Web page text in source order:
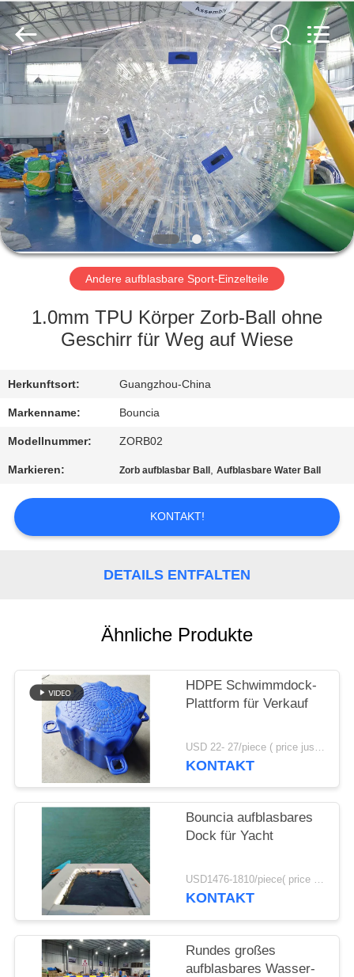
HAUS
PRODUKTE
VIDEOS
ÜBER
UNS
FABRIK-
AUSFLUG
QUALITÄTSKONTROLLE
TRETEN
SIE
UNS
IN
VERBINDUNG
EIN
ZITAT
SITEMAP
PRIVACY
Bouncia
Inflatables
Factory.
Rights
Reserved.
Andere aufblasbare Sport-Einzelteile
1.0mm TPU Körper Zorb-Ball ohne
Geschirr für Weg auf Wiese
Herkunftsort: Guangzhou-China
Markenname: Bouncia
Modellnummer: ZORB02
Markieren: Zorb aufblasbar Ball ,Aufblasbare Water Ball
KONTAKT!
DETAILS ENTFALTEN
Ähnliche Produkte
HDPE Schwimmdock-
Plattform für Verkauf
USD 22- 27/piece ( price just for reference, detailed prices need to be confirmed) MOQ:100pcs
KONTAKT
Bouncia aufblasbares
Dock für Yacht
USD1476-1810/piece( price just for reference, detailed prices need to be confirmed) MOQ:1pc
KONTAKT
Rundes großes
aufblasbares Wasser-